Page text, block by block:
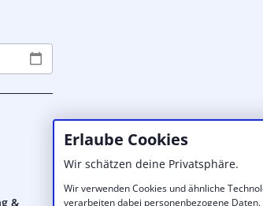
Erlaube Cookies
Wir schätzen deine Privatsphäre.
Wir verwenden Cookies und ähnliche
verarbeiten dabei personenbezogene
&